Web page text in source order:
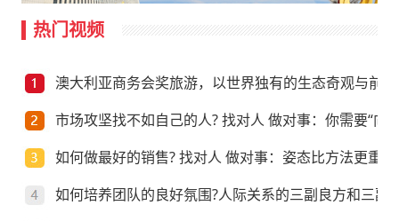
热门视频
澳大利亚商务会奖旅游，以世界独有的生态奇观与前
市场攻坚找不如自己的人? 找对人 做对事：你需要“向
如何做最好的销售? 找对人 做对事：姿态比方法更重要!
如何培养团队的良好氛围?人际关系的三副良方和三副